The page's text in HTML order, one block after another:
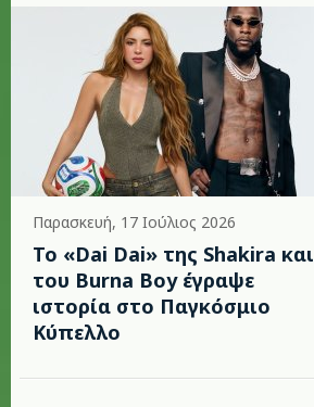
Παρασκευή, 17 Ιούλιος 2026
To «Dai Dai» της Shakira και
του Burna Boy έγραψε
ιστορία στο Παγκόσμιο
Κύπελλο